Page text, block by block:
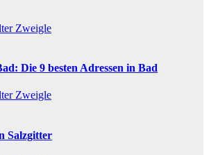
Zweigle
Die 9 besten Adressen in Bad
Zweigle
Salzgitter